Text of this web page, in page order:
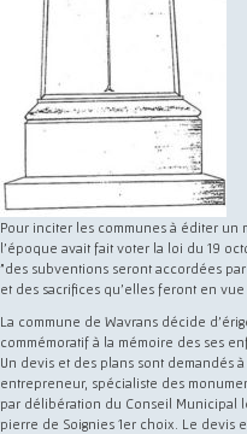
Pour inciter les communes à éditer un
l'époque avait fait voter la loi du 19
"des subventions seront accordées
et des sacrifices qu'elles feront en
La commune de Wavrans décide
commémoratif à la mémoire des ses
Un devis et des plans sont demandés
entrepreneur, spécialiste des
par délibération du Conseil Municipal
pierre de Soignies 1er choix. Le devis